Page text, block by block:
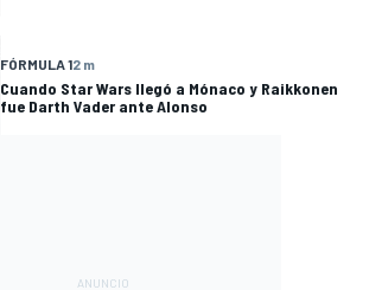
FÓRMULA 12 m
Cuando Star Wars llegó a Mónaco y Raikkonen
fue Darth Vader ante Alonso